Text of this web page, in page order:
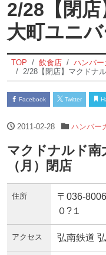
2/28【閉
大町ユニ
TOP 飲食店
ハンバー
2/28【閉店】マクドナ
Facebook Twitter
2011-02-28 ハンバー
マクドナルド南
（月）閉店
住所
〒036-
０?１
アクセス 弘南鉄道